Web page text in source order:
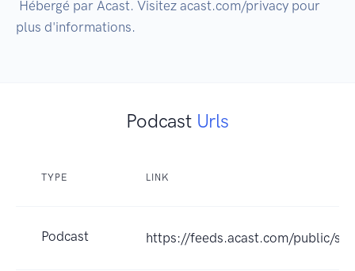
Podcast Urls
TYPE LINK
Podcast https://feeds.acast.com/public/